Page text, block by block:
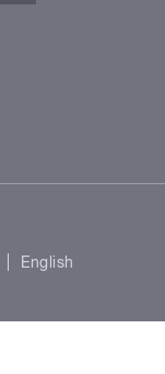
English